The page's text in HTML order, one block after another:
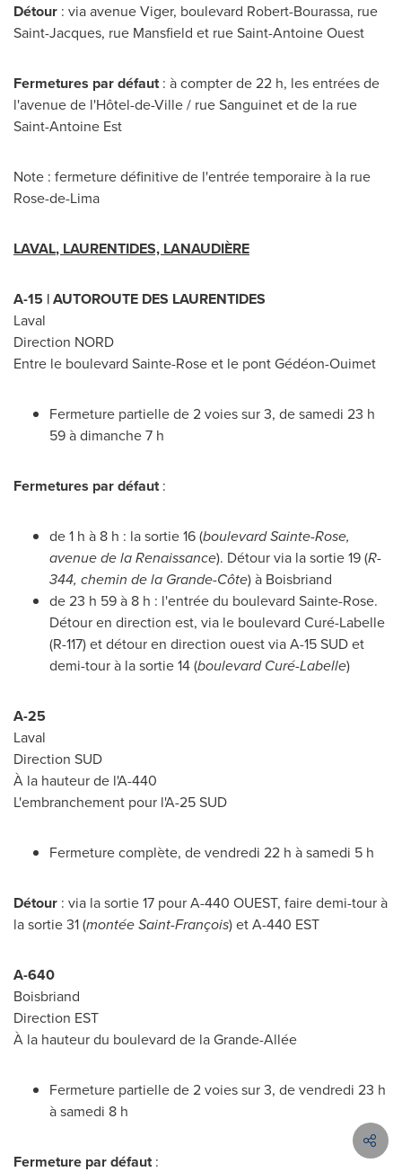
Détour : via avenue Viger, boulevard Robert-Bourassa, rue
Saint-Jacques, rue Mansfield et rue Saint-Antoine Ouest
Fermetures par défaut: à compter de 22 h, les entrées de
l'avenue de l'Hôtel-de-Ville / rue Sanguinet et de la rue
Saint-Antoine Est
Note : fermeture définitive de l'entrée temporaire à la rue
Rose-de-Lima
LAVAL, LAURENTIDES, LANAUDIÈRE
A-15 | AUTOROUTE DES LAURENTIDES
Laval
Direction NORD
Entre le boulevard Sainte-Roseet le pont Gédéon-Ouimet
Fermeture partielle de 2 voies sur 3, de samedi 23 h
59 à dimanche 7 h
Fermetures par défaut:
de 1 h à 8 h : la sortie 16 (boulevard Sainte-Rose,
avenue de la Renaissance). Détour via la sortie 19 (R-
344, chemin de la Grande-Côte) à Boisbriand
de 23 h 59 à 8 h : l'entrée du boulevard Sainte-Rose.
Détour en direction est, via le boulevard Curé-Labelle
(R-117) etdétour en direction ouest via A-15 SUD et
demi-tour à la sortie 14 (boulevard Curé-Labelle)
A-25
Laval
Direction SUD
À la hauteur de l'A-440
L'embranchement pour l'A-25 SUD
Fermeture complète, de vendredi 22 h à samedi 5 h
Détour : via la sortie 17 pour A-440 OUEST, faire demi-tour à
la sortie 31 (montée Saint-François) et A-440 EST
A-640
Boisbriand
Direction EST
À la hauteur du boulevard de la Grande-Allée
Fermeture partielle de 2 voies sur 3, de vendredi 23 h
à samedi 8 h
Fermeture par défaut: